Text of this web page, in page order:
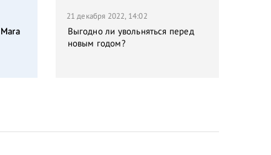
21 декабря 2022, 14:02
Выгодно ли увольняться перед
новым годом?